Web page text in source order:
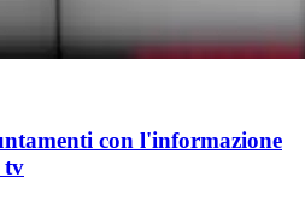
con l'informazione
tv